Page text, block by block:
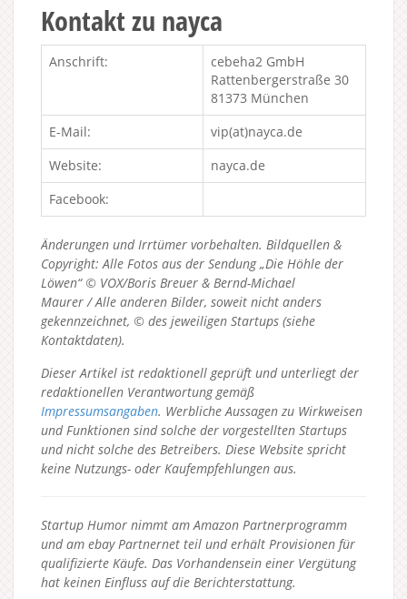
Kontakt zu nayca
Anschrift:
cebeha2 GmbH
Rattenbergerstraße 30
81373 München
E-Mail:
vip(at)nayca.de
Website:
nayca.de
Facebook:
Änderungen und Irrtümer vorbehalten. Bildquellen &
Copyright: Alle Fotos aus der Sendung „Die Höhle der
Löwen“ © VOX/Boris Breuer & Bernd-Michael
Maurer / Alle anderen Bilder, soweit nicht anders
gekennzeichnet, © des jeweiligen Startups (siehe
Kontaktdaten).
Dieser Artikel ist redaktionell geprüft und unterliegt der
redaktionellen Verantwortung gemäß
Impressumsangaben. Werbliche Aussagen zu Wirkweisen
und Funktionen sind solche der vorgestellten Startups
und nicht solche des Betreibers. Diese Website spricht
keine Nutzungs- oder Kaufempfehlungen aus.
Startup Humor nimmt am Amazon Partnerprogramm
und am ebay Partnernet teil und erhält Provisionen für
qualifizierte Käufe. Das Vorhandensein einer Vergütung
hat keinen Einfluss auf die Berichterstattung.